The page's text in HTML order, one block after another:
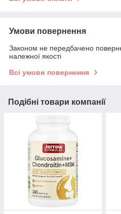
Умови повернення
Законом не передбачено
належної якості
Всі умови повернення
Подібні товари компанії